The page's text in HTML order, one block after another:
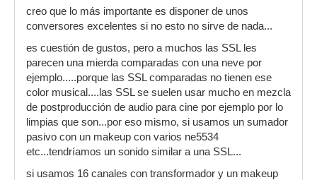
creo que lo más importante es disponer de unos
conversores excelentes si no esto no sirve de nada...
es cuestión de gustos, pero a muchos las SSL les
parecen una mierda comparadas con una neve por
ejemplo.....porque las SSL comparadas no tienen ese
color musical....las SSL se suelen usar mucho en mezcla
de postproducción de audio para cine por ejemplo por lo
limpias que son...por eso mismo, si usamos un sumador
pasivo con un makeup con varios ne5534
etc...tendríamos un sonido similar a una SSL...
si usamos 16 canales con transformador y un makeup